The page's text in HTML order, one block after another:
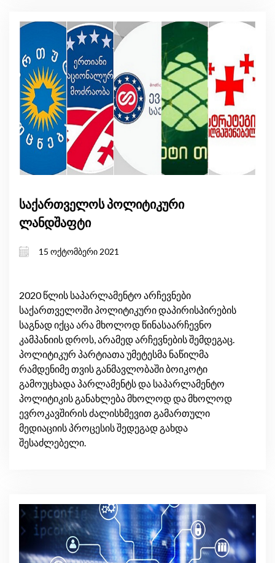
საქართველოს პოლიტიკური
ლანდშაფტი
15 ოქტომბერი 2021
2020 წლის საპარლამენტო არჩევნები
საქართველოში პოლიტიკური დაპირისპირების
საგნად იქცა არა მხოლოდ წინასაარჩევნო
კამპანიის დროს, არამედ არჩევნების შემდეგაც.
პოლიტიკურ პარტიათა უმეტესმა ნაწილმა
რამდენიმე თვის განმავლობაში ბოიკოტი
გამოუცხადა პარლამენტს და საპარლამენტო
პოლიტიკის განახლება მხოლოდ და მხოლოდ
ევროკავშირის ძალისხმევით გამართული
მედიაციის პროცესის შედეგად გახდა
შესაძლებელი.